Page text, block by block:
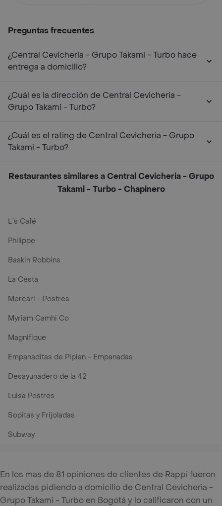
Preguntas frecuentes
¿Central Cevicheria - Grupo Takami - Turbo hace
entrega a domicilio?
¿Cuál es la dirección de Central Cevicheria -
Grupo Takami - Turbo?
¿Cuál es el rating de Central Cevicheria - Grupo
Takami - Turbo?
Restaurantes similares a Central Cevicheria - Grupo
Takami - Turbo - Chapinero
L´s Café
Philippe
Baskin Robbins
La Cesta
Mercari - Postres
Myriam Camhi Co
Magnifique
Empanaditas de Pipian - Empanadas
Desayunadero de la 42
Luisa Postres
Sopitas y Frijoladas
Subway
En los mas de 81 opiniones de clientes de Rappi fueron
realizadas pidiendo a domicilio de Central Cevicheria -
Grupo Takami - Turbo en Bogotá y lo calificaron con un